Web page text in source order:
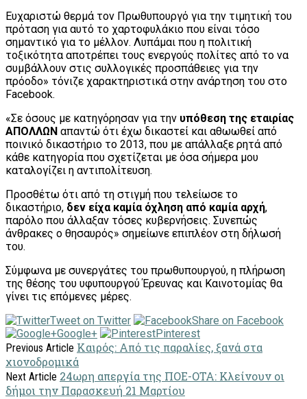
Ευχαριστώ θερμά τον Πρωθυπουργό για την τιμητική του
πρόταση για αυτό το χαρτοφυλάκιο που είναι τόσο
σημαντικό για το μέλλον. Λυπάμαι που η πολιτική
τοξικότητα αποτρέπει τους ενεργούς πολίτες από το να
συμβάλλουν στις συλλογικές προσπάθειες για την
πρόοδο» τόνιζε χαρακτηριστικά στην ανάρτηση του στο
Facebook.
«Σε όσους με κατηγόρησαν για την υπόθεση της εταιρίας
ΑΠΟΛΛΩΝ απαντώ ότι έχω δικαστεί και αθωωθεί από
ποινικό δικαστήριο το 2013, που με απάλλαξε ρητά από
κάθε κατηγορία που σχετίζεται με όσα σήμερα μου
καταλογίζει η αντιπολίτευση.
Προσθέτω ότι από τη στιγμή που τελείωσε το
δικαστήριο, δεν είχα καμία όχληση από καμία αρχή,
παρόλο που άλλαξαν τόσες κυβερνήσεις. Συνεπώς
άνθρακες ο θησαυρός» σημείωνε επιπλέον στη δήλωσή
του.
Σύμφωνα με συνεργάτες του πρωθυπουργού, η πλήρωση
της θέσης του υφυπουργού Έρευνας και Καινοτομίας θα
γίνει τις επόμενες μέρες.
Tweet on Twitter
Share on Facebook
Google+
Pinterest
Previous Article Καιρός: Από τις παραλίες, ξανά στα
χιονοδρομικά
Next Article 24ωρη απεργία της ΠΟΕ-ΟΤΑ: Κλείνουν οι
δήμοι την Παρασκευή 21 Μαρτίου